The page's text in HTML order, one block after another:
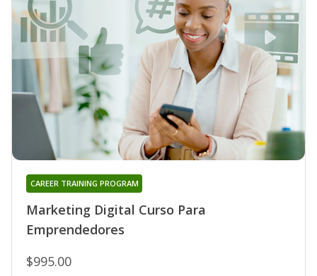
Marketing Digital Curso Para
Emprendedores
CAREER TRAINING PROGRAM
$995.00